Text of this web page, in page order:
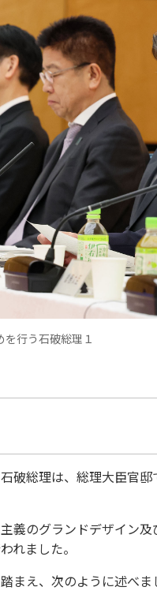
を行う石破総理１
破総理は、総理大臣官
義のグランドデザイン
れました。
まえ、次のように述べま